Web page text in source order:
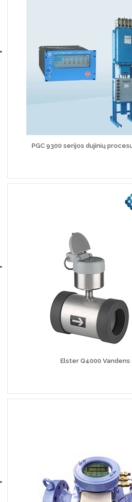
PGC 9300 serijos dujinių
Elster Q4000 Vandens